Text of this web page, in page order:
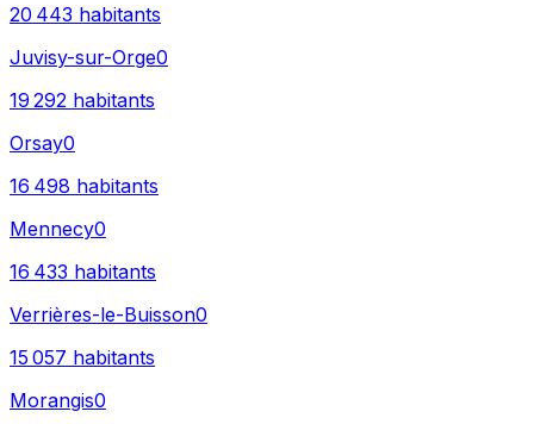
20 443 habitants
Juvisy-sur-Orge0
19 292 habitants
Orsay0
16 498 habitants
Mennecy0
16 433 habitants
Verrières-le-Buisson0
15 057 habitants
Morangis0